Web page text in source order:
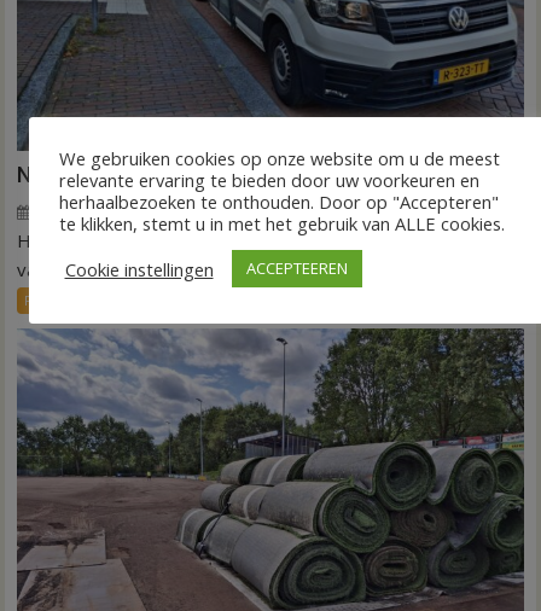
Nieuw ov-systeem verbindt alle kernen Hardenberg
6 augustus 2026 Wim de Jonge Reacties uitgeschakeldvoor
alle
kernen
Hardenberg
HARDENBERG – Eind volgend jaar moet een extra systeem
van buurtbussen het openbaar vervoer tot in...
FRONTPAGE
We gebruiken cookies op onze website om u de meest
relevante ervaring te bieden door uw voorkeuren en
herhaalbezoeken te onthouden. Door op "Accepteren"
te klikken, stemt u in met het gebruik van ALLE cookies.
Cookie instellingen
ACCEPTEEREN